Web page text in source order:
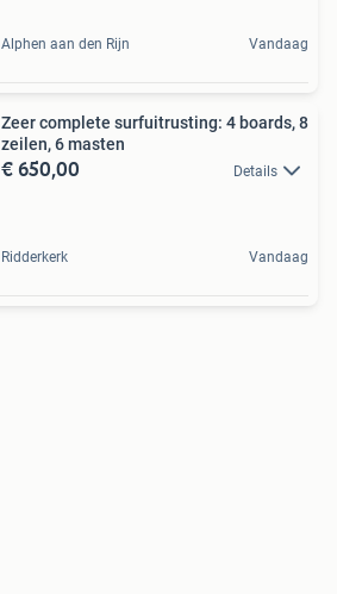
Alphen aan den Rijn Vandaag
Zeer complete surfuitrusting: 4 boards, 8
zeilen, 6 masten
€ 650,00 Details
Ridderkerk Vandaag